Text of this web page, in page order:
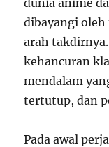
dibayangi oleh
arah
kehancuran
mendalam
tertutup, dan
Pada awal